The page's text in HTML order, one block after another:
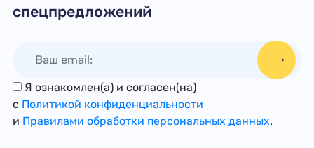
спецпредложений
Я ознакомлен(а) и согласен(на)
с Политикой конфиденциальности
и Правилами обработки персональных данных.